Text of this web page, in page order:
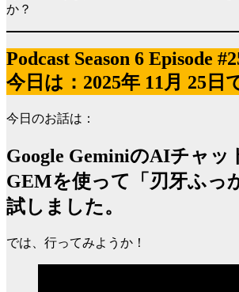
か？
Podcast Season 6 Episode
今日は：2025年 11月 25日
今日のお話は：
Google GeminiのAIチャッ
GEMを使って「刃牙ふっ
試しました。
では、行ってみようか！